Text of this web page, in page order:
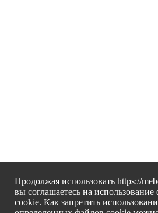
Продолжая использовать https://
вы соглашаетесь на использование
cookie. Как запретить